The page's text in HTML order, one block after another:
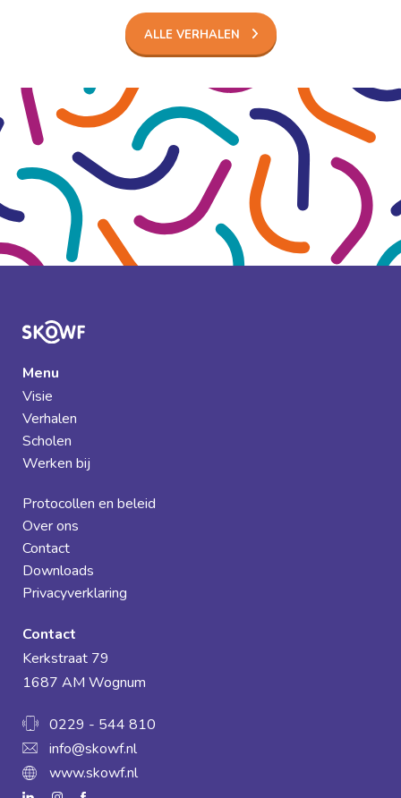
ALLE VERHALEN
Menu
Visie
Verhalen
Scholen
Werken bij
Protocollen en beleid
Over ons
Contact
Downloads
Privacyverklaring
Contact
Kerkstraat 79
1687 AM Wognum
0229 - 544 810
info@skowf.nl
www.skowf.nl